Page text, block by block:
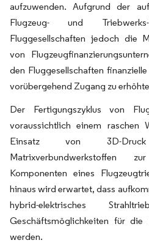
aufzuwenden. Aufgrund der
Flugzeug- und Triebwerks-
Fluggesellschaften jedoch die
von
den Fluggesellschaften
vorübergehend Zugang zu
Der Fertigungszyklus von
voraussichtlich einem raschen
Einsatz von 3D-
Matrixverbundwerkstoffen
Komponenten eines
hinaus wird erwartet, dass
hybrid-elektrisches
Geschäftsmöglichkeiten für die
werden.